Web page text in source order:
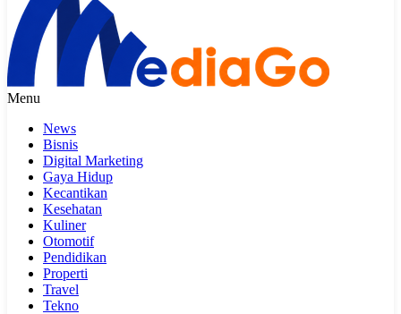
Menu
News
Bisnis
Digital Marketing
Gaya Hidup
Kecantikan
Kesehatan
Kuliner
Otomotif
Pendidikan
Properti
Travel
Tekno